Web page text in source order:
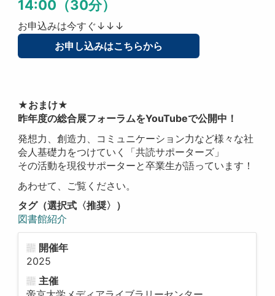
14:00（30分）
お申込みは今すぐ↓↓↓
お申し込みはこちらから
★おまけ★
昨年度の総合展フォーラムをYouTubeで公開中！
発想力、創造力、コミュニケーション力など様々な社
会人基礎力をつけていく「共読サポーターズ」
その活動を現役サポーターと卒業生が語っています！
あわせて、ご覧ください。
タグ（選択式〈推奨〉）
図書館紹介
開催年
2025
主催